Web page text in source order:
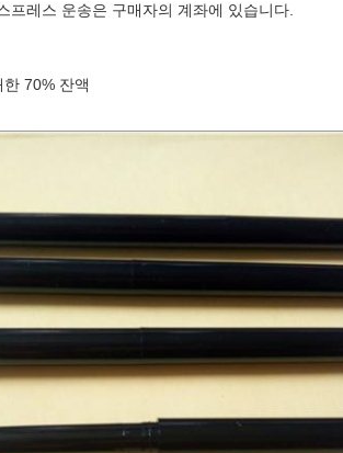
프레스 운송은 구매자의 계좌에 있습니다.
70% 잔액